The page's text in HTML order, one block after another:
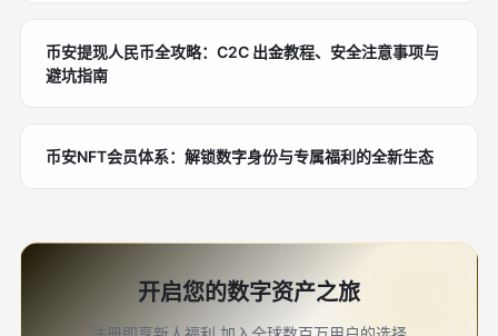
币安提现人民币全攻略：C2C 出金教程、安全注意事项与
避坑指南
币安NFT会员体系：解锁数字身份与专属福利的全新生态
开启您的数字资产之旅